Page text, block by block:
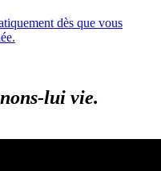
dès que vous
lui vie.